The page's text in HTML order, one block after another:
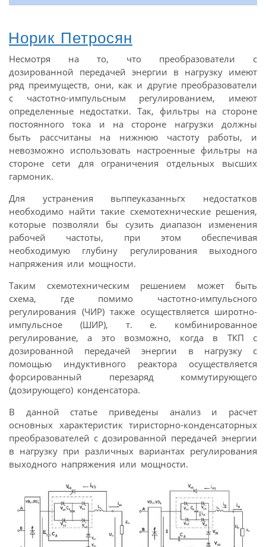
Норик Петросян
Несмотря на то, что преобразователи с
дозированной передачей энергии в нагрузку имеют
ряд преимуществ, они, как и другие преобразователи
с частотно-импульсным регулированием, имеют
определенные недостатки. Так, фильтры на стороне
постоянного тока и на стороне нагрузки должны
быть рассчитаны на нижнюю частоту работы, и
невозможно использовать настроенные фильтры на
стороне сети для ограничения отдельных высших
гармоник.
Для устранения вьппеуказанньгх недостатков
необходимо найти такие схемотехнические решения,
которые позволяли бы сузить диапазон изменения
рабочей частоты, при этом обеспечивая
необходимую глубину регулирования выходного
напряжения или мощности.
Таким схемотехническим решением может быть
схема, где помимо частотно-импульсного
регулирования (ЧИР) также осуществляется широтно-
импульсное (ШИР), т. е. комбинированное
регулирование, а это возможно, когда в ТКП с
дозированной передачей энергии в нагрузку с
помощью индуктивного реактора осуществляется
форсированный перезаряд коммутирующего
(дозирующего) конденсатора.
В данной статье приведены анализ и расчет
основных характеристик тиристорно-конденсаторных
преобразователей с дозированной передачей энергии
в нагрузку при различных вариантах регулирования
выходного напряжения или мощности.